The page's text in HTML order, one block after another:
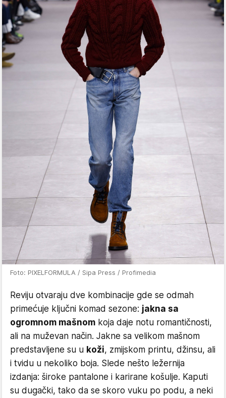
Foto: PIXELFORMULA / Sipa Press / Profimedia
Reviju otvaraju dve kombinacije gde se odmah
primećuje ključni komad sezone: jakna sa
ogromnom mašnom koja daje notu romantičnosti,
ali na muževan način. Jakne sa velikom mašnom
predstavljene su u koži, zmijskom printu, džinsu, ali
i tvidu u nekoliko boja. Slede nešto ležernija
izdanja: široke pantalone i karirane košulje. Kaputi
su dugački, tako da se skoro vuku po podu, a neki